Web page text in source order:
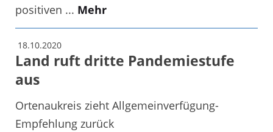
positiven ... Mehr
18.10.2020
Land ruft dritte Pandemiestufe
aus
Ortenaukreis zieht Allgemeinverfügung-
Empfehlung zurück